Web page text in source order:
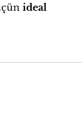
ideal